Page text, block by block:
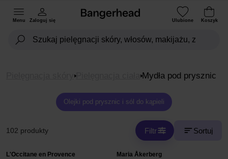
Menu Zaloguj się Ulubione Koszyk
Pielęgnacja ciała Mydła pod prysznic
Olejki pod prysznic i sól do kąpieli
102 produkty Filtr Sortuj
L'Occitane en Provence Maria Åkerberg